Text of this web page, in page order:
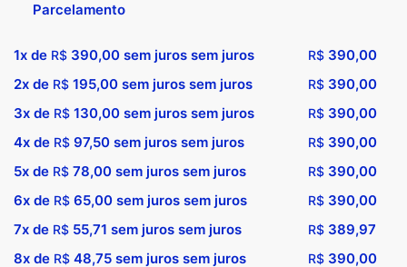
Parcelamento
1x de R$ 390,00 sem juros sem juros R$ 390,00
2x de R$ 195,00 sem juros sem juros R$ 390,00
3x de R$ 130,00 sem juros sem juros R$ 390,00
4x de R$ 97,50 sem juros sem juros R$ 390,00
5x de R$ 78,00 sem juros sem juros R$ 390,00
6x de R$ 65,00 sem juros sem juros R$ 390,00
7x de R$ 55,71 sem juros sem juros R$ 389,97
8x de R$ 48,75 sem juros sem juros R$ 390,00